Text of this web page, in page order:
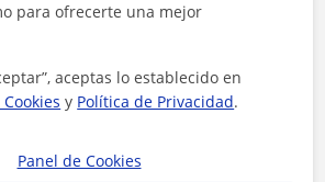
para ofrecerte una mejor
aceptas lo establecido en
y Política de Privacidad.
Panel de Cookies